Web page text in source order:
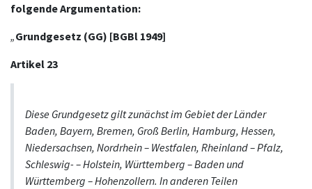
folgende Argumentation:
„Grundgesetz (GG) [BGBl 1949]
Artikel 23
Diese Grundgesetz gilt zunächst im Gebiet der Länder
Baden, Bayern, Bremen, Groß Berlin, Hamburg, Hessen,
Niedersachsen, Nordrhein – Westfalen, Rheinland – Pfalz,
Schleswig- – Holstein, Württemberg – Baden und
Württemberg – Hohenzollern. In anderen Teilen